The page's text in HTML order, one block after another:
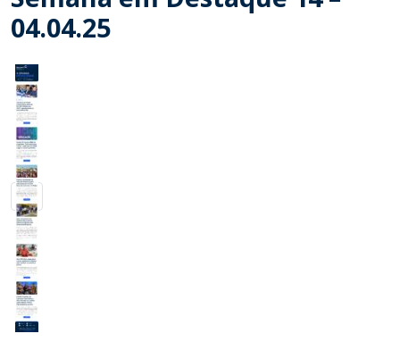
04.04.25